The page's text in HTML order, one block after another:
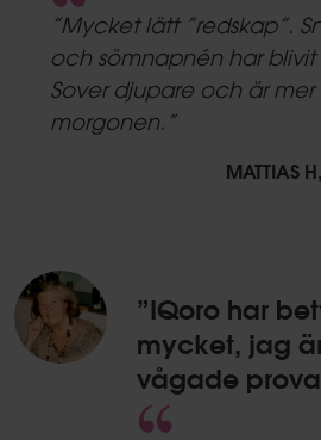
rating
”Mycket lätt ”redskap”.
och sömnapnén har
Sover djupare och är
morgonen.”
MATTIAS H,
”IQoro har
mycket, jag
vågade